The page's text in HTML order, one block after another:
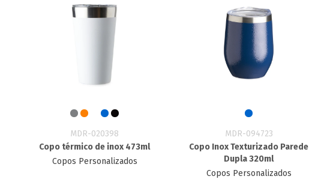
MDR-020398
Copo térmico de inox 473ml
Copos Personalizados
MDR-094723
Copo Inox Texturizado Parede
Dupla 320ml
Copos Personalizados